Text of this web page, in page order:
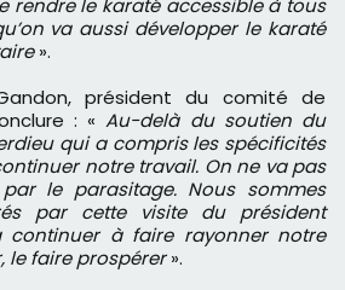
rendre le karaté accessible à tous
va aussi développer le karaté
».
président du comité de
: «Au-delà du soutien du
qui a compris les spécificités
notre travail. On ne va pas
le parasitage. Nous sommes
par cette visite du président
continuer à faire rayonner notre
le faire prospérer».